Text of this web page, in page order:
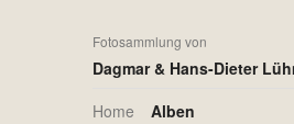
Fotosammlung von
Dagmar & Hans-Dieter
Home
Alben